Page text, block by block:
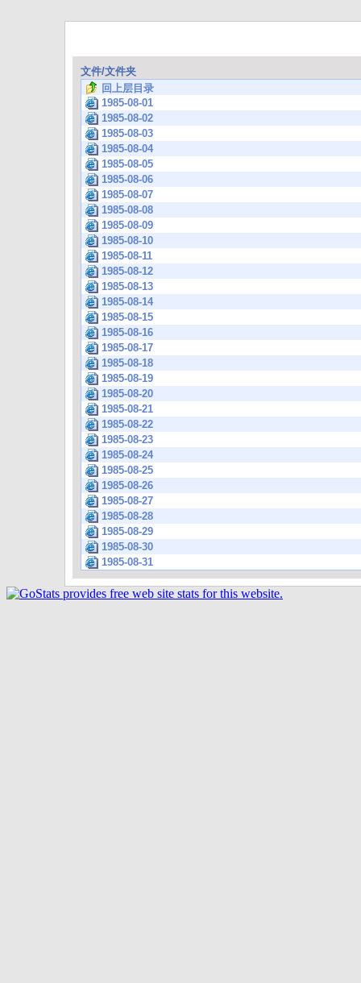
文件/文件夹
回上层目录
1985-08-01
1985-08-02
1985-08-03
1985-08-04
1985-08-05
1985-08-06
1985-08-07
1985-08-08
1985-08-09
1985-08-10
1985-08-11
1985-08-12
1985-08-13
1985-08-14
1985-08-15
1985-08-16
1985-08-17
1985-08-18
1985-08-19
1985-08-20
1985-08-21
1985-08-22
1985-08-23
1985-08-24
1985-08-25
1985-08-26
1985-08-27
1985-08-28
1985-08-29
1985-08-30
1985-08-31